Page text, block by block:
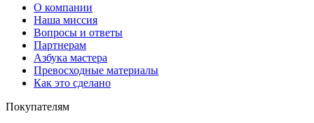
О компании
Наша миссия
Вопросы и ответы
Партнерам
Азбука мастера
Превосходные материалы
Как это сделано
Покупателям